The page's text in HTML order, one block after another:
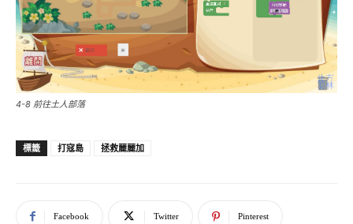
4-8 前往土人部落
標籤 打寇島 拯救麗麗加
Facebook Twitter Pinterest